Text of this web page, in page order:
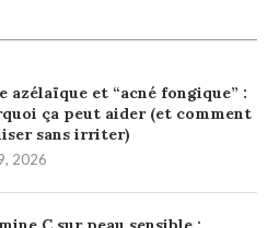
azélaïque et “acné fongique” :
ça peut aider (et comment
sans irriter)
2026